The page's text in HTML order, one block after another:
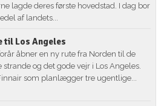
lagde deres første hovedstad. I dag bor
af landets...
til Los Angeles
åbner en ny rute fra Norden til de
strande og det gode vejr i Los Angeles.
som planlægger tre ugentlige...